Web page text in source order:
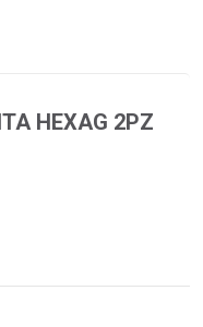
HEXAG 2PZ